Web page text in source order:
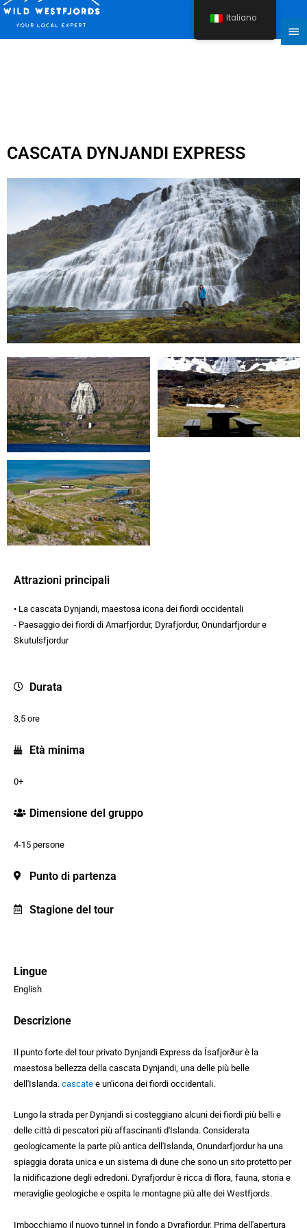
Vai
contenuto
CASCATA DYNJANDI EXPRESS
Attrazioni principali
• La cascata Dynjandi, maestosa icona dei fiordi occidentali
- Paesaggio dei fiordi di Arnarfjordur, Dyrafjordur, Onundarfjordur e
Skutulsfjordur
Durata
3,5 ore
Età minima
0+
Dimensione del gruppo
4-15 persone
Punto di partenza
Stagione del tour
Lingue
English
Descrizione
Il punto forte del tour privato Dynjandi Express da Ísafjorður è la
maestosa bellezza della cascata Dynjandi, una delle più belle
dell'Islanda. cascate e un'icona dei fiordi occidentali.
Lungo la strada per Dynjandi si costeggiano alcuni dei fiordi più belli e
delle città di pescatori più affascinanti d'Islanda. Considerata
geologicamente la parte più antica dell'Islanda, Onundarfjordur ha una
spiaggia dorata unica e un sistema di dune che sono un sito protetto per
la nidificazione degli edredoni. Dyrafjordur è ricca di flora, fauna, storia e
meraviglie geologiche e ospita le montagne più alte dei Westfjords.
Imbocchiamo il nuovo tunnel in fondo a Dyrafjordur. Prima dell'apertura
Italiano